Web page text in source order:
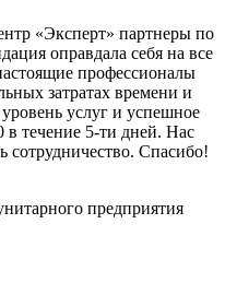
«Эксперт» партнеры по
оправдала себя на все
профессионалы
затратах времени и
услуг и успешное
в течение 5-ти дней. Нас
сотрудничество. Спасибо!
предприятия